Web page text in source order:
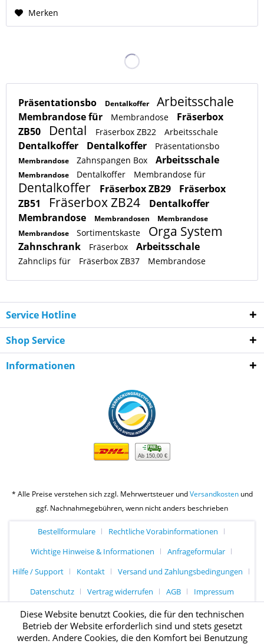
Merken
Präsentationsbo Dentalkoffer Arbeitsschale
Membrandose für Membrandose
Fräserbox
ZB50
Dental Fräserbox ZB22 Arbeitsschale
Dentalkoffer Dentalkoffer Präsentationsbo
Membrandose Zahnspangen Box Arbeitsschale
Membrandose Dentalkoffer Membrandose für
Dentalkoffer Fräserbox ZB29
Fräserbox
ZB51
Fräserbox ZB24
Dentalkoffer
Membrandose
Membrandosen
Membrandose
Membrandose
Sortimentskaste Orga System
Zahnschrank Fräserbox Arbeitsschale
Zahnclips für Fräserbox ZB37 Membrandose
Service Hotline
Shop Service
Informationen
Ab 150,00 €
* Alle Preise verstehen sich zzgl. Mehrwertsteuer undVersandkostenund
ggf. Nachnahmegebühren, wenn nicht anders beschrieben
Bestellformulare
Rechtliche Vorabinformationen
Wichtige Hinweise & Informationen
Anfrageformular
Hilfe / Support
Kontakt
Versand und Zahlungsbedingungen
Datenschutz
Vertrag widerrufen AGB Impressum
Diese Website benutzt Cookies, die für den technischen
Betrieb der Website erforderlich sind und stets gesetzt
werden. Andere Cookies, die den Komfort bei Benutzung